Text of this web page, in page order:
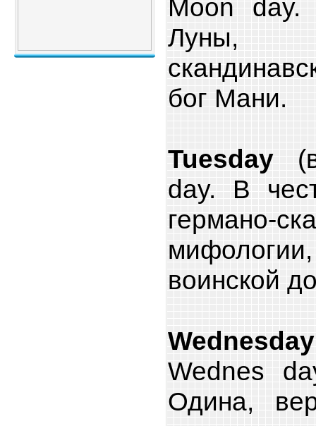
Moon day.
Луны,
бог Мани.
Tuesday
day. В
германо-
воинской
Wednesday
Wednes
Одина,